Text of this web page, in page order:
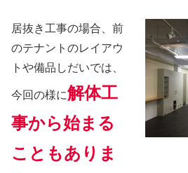
居抜き工事の場合、前
のテナントのレイアウ
トや備品しだいでは、
今回の様に解体工
事から始まる
こともありま